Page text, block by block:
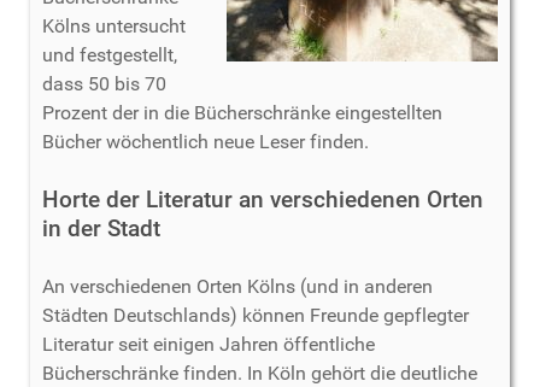
Kölns untersucht
und festgestellt,
dass 50 bis 70
Prozent der in die Bücherschränke eingestellten
Bücher wöchentlich neue Leser finden.
Horte der Literatur an verschiedenen Orten
in der Stadt
An verschiedenen Orten Kölns (und in anderen
Städten Deutschlands) können Freunde gepflegter
Literatur seit einigen Jahren öffentliche
Bücherschränke finden. In Köln gehört die deutliche